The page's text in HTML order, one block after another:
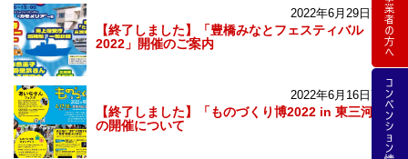
2022年6月29日更新
【終了しました】「豊橋みなとフェスティバル
2022」開催のご案内
2022年6月16日更新
【終了しました】「ものづくり博2022 in 東三河」
の開催について